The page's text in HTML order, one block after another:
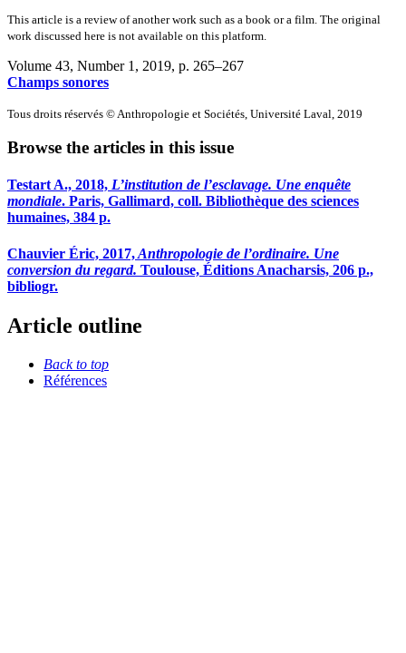
This article is a review of another work such as a book or a film. The original
work discussed here is not available on this platform.
Volume 43, Number 1, 2019, p. 265–267
Champs sonores
Tous droits réservés © Anthropologie et Sociétés, Université Laval, 2019
Browse the articles in this issue
TestartA., 2018, L’institution de l’esclavage. Une enquête
mondiale. Paris, Gallimard, coll. Bibliothèque des sciences
humaines, 384 p.
Chauvier Éric, 2017,Anthropologie de l’ordinaire. Une
conversion du regard. Toulouse, Éditions Anacharsis, 206 p.,
bibliogr.
Article outline
Back to top
Références